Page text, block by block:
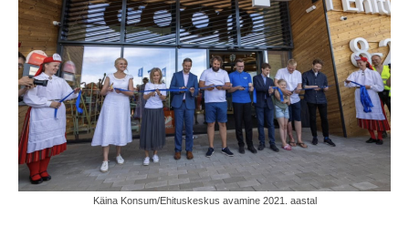
Käina Konsum/Ehituskeskus avamine 2021. aastal